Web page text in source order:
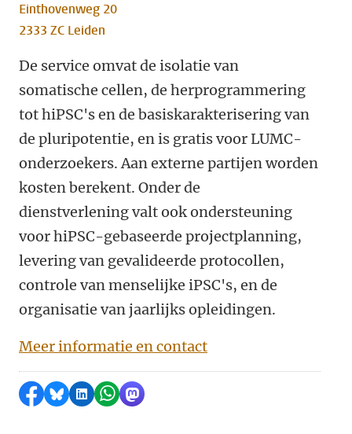
Einthovenweg 20
2333 ZC Leiden
De service omvat de isolatie van
somatische cellen, de herprogrammering
tot hiPSC's en de basiskarakterisering van
de pluripotentie, en is gratis voor LUMC-
onderzoekers. Aan externe partijen worden
kosten berekent. Onder de
dienstverlening valt ook ondersteuning
voor hiPSC-gebaseerde projectplanning,
levering van gevalideerde protocollen,
controle van menselijke iPSC's, en de
organisatie van jaarlijks opleidingen.
Meer informatie en contact
Delen op Facebook
Delen via Bluesky
Delen op LinkedIn
Delen via WhatsApp
Delen via Mastodon